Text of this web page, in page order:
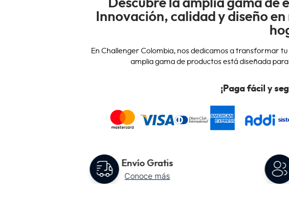
Descubre la amplia gama
Innovación, calidad y diseño
En Challenger Colombia, nos dedicamos a transformar
amplia gama de productos está diseñada
¡Paga fácil y
Envío Gratis
Conoce más